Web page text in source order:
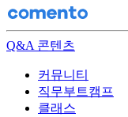
Q&A 콘텐츠
커뮤니티
직무부트캠프
클래스